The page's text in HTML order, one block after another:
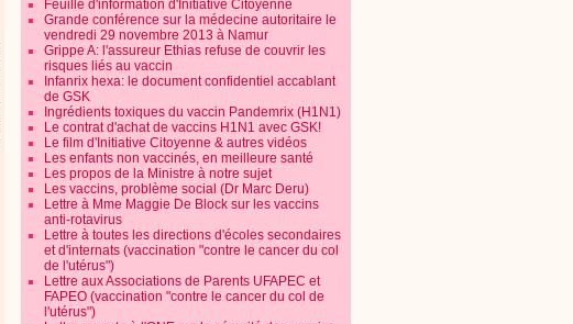
Feuille d'information d'Initiative Citoyenne
Grande conférence sur la médecine autoritaire le
vendredi 29 novembre 2013 à Namur
Grippe A: l'assureur Ethias refuse de couvrir les
risques liés au vaccin
Infanrix hexa: le document confidentiel accablant
de GSK
Ingrédients toxiques du vaccin Pandemrix (H1N1)
Le contrat d'achat de vaccins H1N1 avec GSK!
Le film d'Initiative Citoyenne & autres vidéos
Les enfants non vaccinés, en meilleure santé
Les propos de la Ministre à notre sujet
Les vaccins, problème social (Dr Marc Deru)
Lettre à Mme Maggie De Block sur les vaccins
anti-rotavirus
Lettre à toutes les directions d'écoles secondaires
et d'internats (vaccination "contre le cancer du col
de l'utérus")
Lettre aux Associations de Parents UFAPEC et
FAPEO (vaccination "contre le cancer du col de
l'utérus")